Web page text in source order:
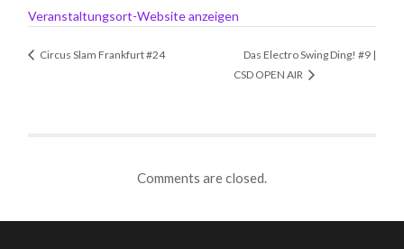
Veranstaltungsort-Website anzeigen
Circus Slam Frankfurt #24
Das Electro Swing Ding! #9 |
CSD OPEN AIR
Comments are closed.